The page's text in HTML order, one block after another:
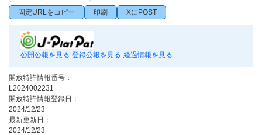
固定URLをコピー 印刷 XにPOST
公開公報を見る 登録公報を見る 経過情報を見る
開放特許情報番号：
L2024002231
開放特許情報登録日：
2024/12/23
最新更新日：
2024/12/23